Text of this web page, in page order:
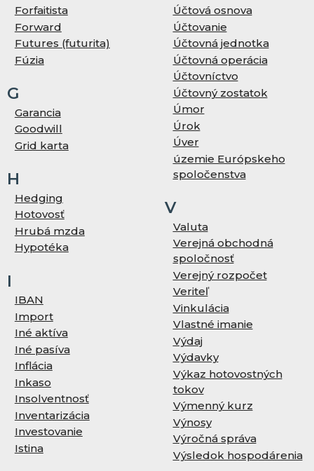
Forfaitista
Forward
Futures (futurita)
Fúzia
G
Garancia
Goodwill
Grid karta
H
Hedging
Hotovosť
Hrubá mzda
Hypotéka
I
IBAN
Import
Iné aktíva
Iné pasíva
Inflácia
Inkaso
Insolventnosť
Inventarizácia
Investovanie
Istina
Účtová osnova
Účtovanie
Účtovná jednotka
Účtovná operácia
Účtovníctvo
Účtovný zostatok
Úmor
Úrok
Úver
územie Európskeho
spoločenstva
V
Valuta
Verejná obchodná
spoločnosť
Verejný rozpočet
Veriteľ
Vinkulácia
Vlastné imanie
Výdaj
Výdavky
Výkaz hotovostných
tokov
Výmenný kurz
Výnosy
Výročná správa
Výsledok hospodárenia